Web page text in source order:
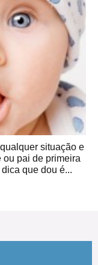
situação e
ou pai de primeira
que dou é...